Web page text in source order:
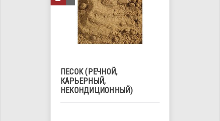
ПЕСОК (РЕЧНОЙ,
КАРЬЕРНЫЙ,
НЕКОНДИЦИОННЫЙ)